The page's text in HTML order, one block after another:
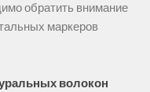
обратить внимание
маркеров
волокон